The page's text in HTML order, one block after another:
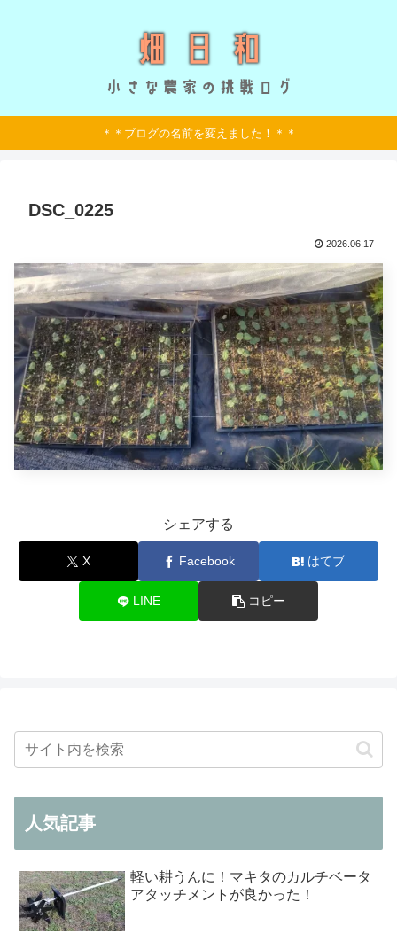
＊＊ブログの名前を変えました！＊＊
DSC_0225
2026.06.17
シェアする
X Facebook はてブ
LINE コピー
人気記事
軽い耕うんに！マキタのカルチベータ
アタッチメントが良かった！